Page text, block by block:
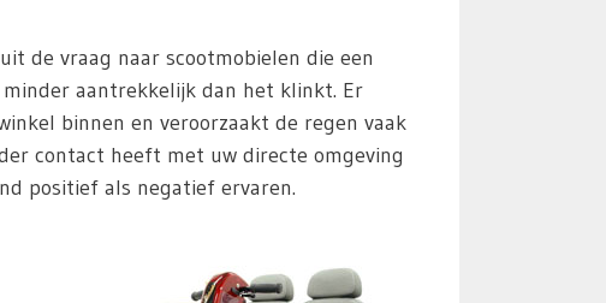
de vraag naar scootmobielen die een
aantrekkelijk dan het klinkt. Er
binnen en veroorzaakt de regen vaak
contact heeft met uw directe omgeving
positief als negatief ervaren.